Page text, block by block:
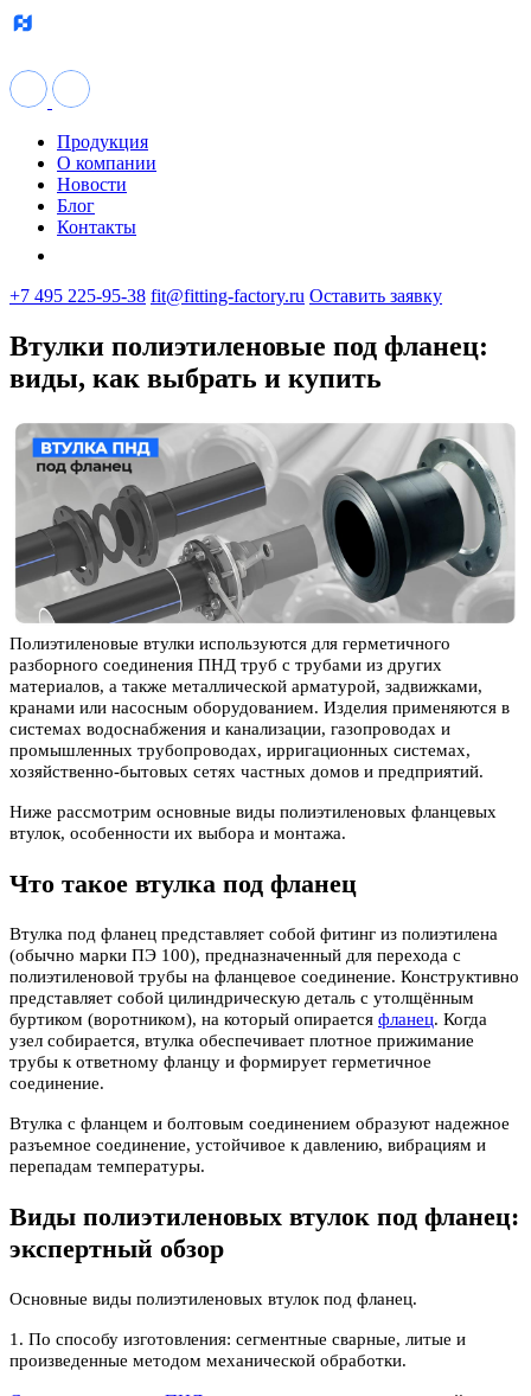
Продукция
О компании
Новости
Блог
Контакты
+7 495 225-95-38 fit@fitting-factory.ru Оставить заявку
Втулки полиэтиленовые под фланец:
виды, как выбрать и купить
Полиэтиленовые втулки используются для герметичного
разборного соединения ПНД труб с трубами из других
материалов, а также металлической арматурой, задвижками,
кранами или насосным оборудованием. Изделия применяются в
системах водоснабжения и канализации, газопроводах и
промышленных трубопроводах, ирригационных системах,
хозяйственно-бытовых сетях частных домов и предприятий.
Ниже рассмотрим основные виды полиэтиленовых фланцевых
втулок, особенности их выбора и монтажа.
Что такое втулка под фланец
Втулка под фланец представляет собой фитинг из полиэтилена
(обычно марки ПЭ 100), предназначенный для перехода с
полиэтиленовой трубы на фланцевое соединение. Конструктивно
представляет собой цилиндрическую деталь с утолщённым
буртиком (воротником), на который опирается фланец. Когда
узел собирается, втулка обеспечивает плотное прижимание
трубы к ответному фланцу и формирует герметичное
соединение.
Втулка с фланцем и болтовым соединением образуют надежное
разъемное соединение, устойчивое к давлению, вибрациям и
перепадам температуры.
Виды полиэтиленовых втулок под фланец:
экспертный обзор
Основные виды полиэтиленовых втулок под фланец.
1. По способу изготовления: сегментные сварные, литые и
произведенные методом механической обработки.